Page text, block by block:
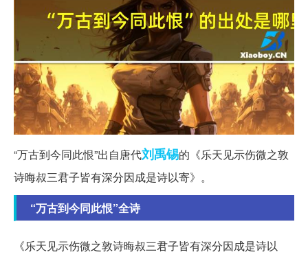
“万古到今同此恨”出自唐代刘禹锡的《乐天见示伤微之敦
诗晦叔三君子皆有深分因成是诗以寄》。
“万古到今同此恨”全诗
《乐天见示伤微之敦诗晦叔三君子皆有深分因成是诗以